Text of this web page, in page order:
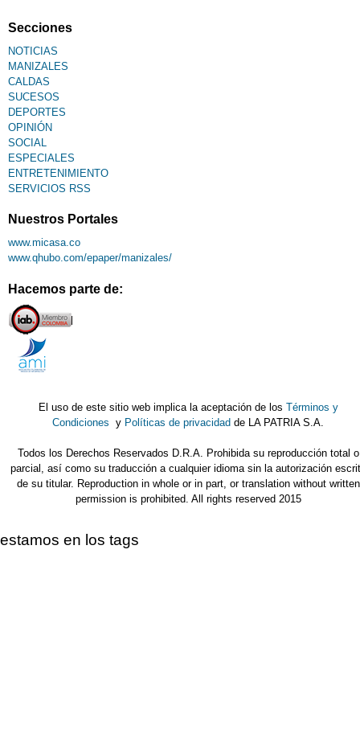
Secciones
NOTICIAS
MANIZALES
CALDAS
SUCESOS
DEPORTES
OPINIÓN
SOCIAL
ESPECIALES
ENTRETENIMIENTO
SERVICIOS RSS
Nuestros Portales
www.micasa.co
www.qhubo.com/epaper/manizales/
Hacemos parte de:
El uso de este sitio web implica la aceptación de los Términos y
Condiciones y Políticas de privacidad de LA PATRIA S.A.
Todos los Derechos Reservados D.R.A. Prohibida su reproducción total o
parcial, así como su traducción a cualquier idioma sin la autorización
de su titular. Reproduction in whole or in part, or translation without written
permission is prohibited. All rights reserved 2015
estamos en los tags